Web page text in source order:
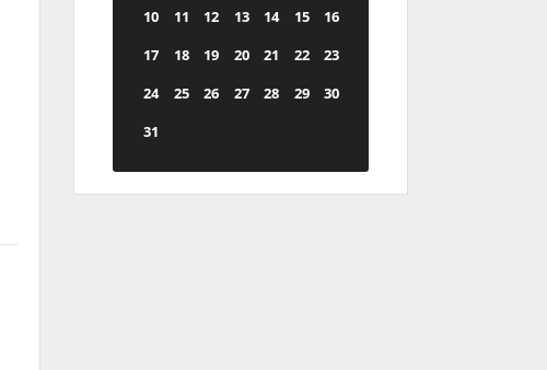
10
11 12 13 14 15
16
17
18 19 20 21 22
23
24
25 26 27 28 29
30
31